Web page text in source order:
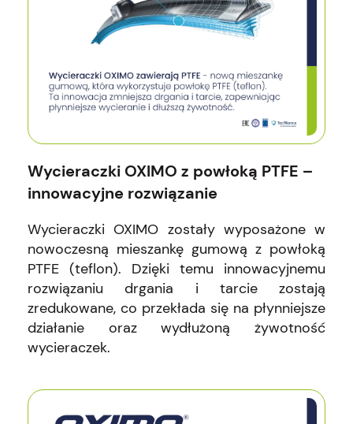
Wycieraczki OXIMO z powłoką PTFE –
innowacyjne rozwiązanie
Wycieraczki OXIMO zostały wyposażone w
nowoczesną mieszankę gumową z powłoką
PTFE (teflon). Dzięki temu innowacyjnemu
rozwiązaniu drgania i tarcie zostają
zredukowane, co przekłada się na płynniejsze
działanie oraz wydłużoną żywotność
wycieraczek.